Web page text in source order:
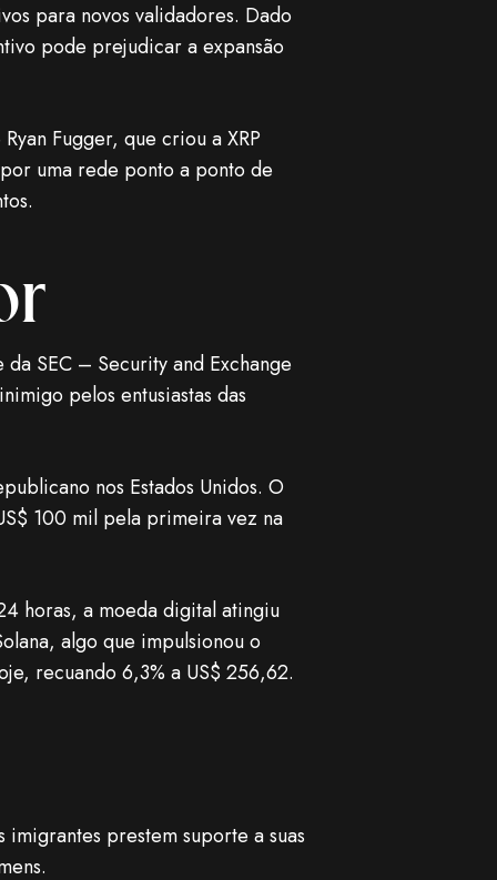
para novos validadores. Dado
pode prejudicar a expansão
Fugger, que criou a XRP
uma rede ponto a ponto de
SEC – Security and Exchange
pelos entusiastas das
nos Estados Unidos. O
100 mil pela primeira vez na
horas, a moeda digital atingiu
algo que impulsionou o
recuando 6,3% a US$ 256,62.
prestem suporte a suas